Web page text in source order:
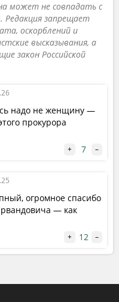
может не совпадать с
Редакция запрещает
оскорблений и
высказывания, а
закон Российской
надо не женщину —
прокурора
+ 7 –
огромное спасибо
— как
+ 12 –